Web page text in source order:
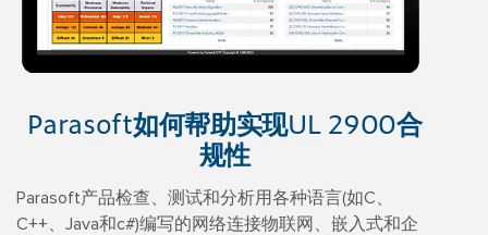
Parasoft如何帮助实现UL 2900合
规性
Parasoft产品检查、测试和分析用各种语言(如C、
C++、Java和c#)编写的网络连接物联网、嵌入式和企